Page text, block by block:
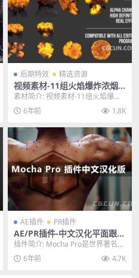
后期特效 精选资源
视频素材-11组火焰爆炸浓烟
特效包2K视频动画合成素材
素材简介: 视频素材-11组火焰爆炸
浓烟特效包2K视频动画合成素材，
具有11个逼...
6年前 1.8K
AE插件 PR插件
AE/PR插件-中文汉化平面跟踪
摩卡插件 Mocha Pro 2021 v
8.0.0 Win一键安装破解版
插件简介: Mocha Pro是世界著名的
平面跟踪，旋转定位和物体去除工
具。对于...
6年前 4.7K